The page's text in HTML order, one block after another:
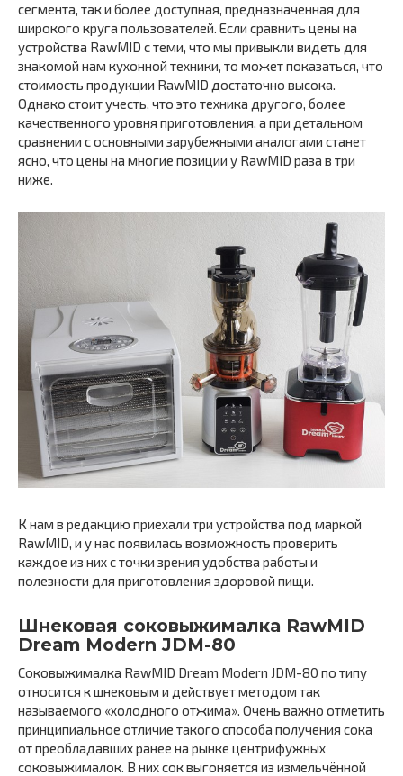
сегмента, так и более доступная, предназначенная для
широкого круга пользователей. Если сравнить цены на
устройства RawMID с теми, что мы привыкли видеть для
знакомой нам кухонной техники, то может показаться, что
стоимость продукции RawMID достаточно высока.
Однако стоит учесть, что это техника другого, более
качественного уровня приготовления, а при детальном
сравнении с основными зарубежными аналогами станет
ясно, что цены на многие позиции у RawMID раза в три
ниже.
К нам в редакцию приехали три устройства под маркой
RawMID, и у нас появилась возможность проверить
каждое из них с точки зрения удобства работы и
полезности для приготовления здоровой пищи.
Шнековая соковыжималка RawMID
Dream Modern JDM-80
Соковыжималка RawMID Dream Modern JDM-80 по типу
относится к шнековым и действует методом так
называемого «холодного отжима». Очень важно отметить
принципиальное отличие такого способа получения сока
от преобладавших ранее на рынке центрифужных
соковыжималок. В них сок выгоняется из измельчённой